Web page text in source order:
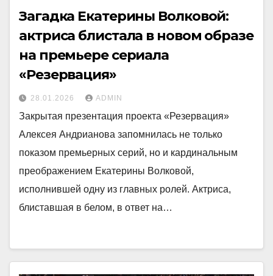
Загадка Екатерины Волковой:
актриса блистала в новом образе
на премьере сериала
«Резервация»
28.01.2026 ADMIN
Закрытая презентация проекта «Резервация»
Алексея Андрианова запомнилась не только
показом премьерных серий, но и кардинальным
преображением Екатерины Волковой,
исполнившей одну из главных ролей. Актриса,
блиставшая в белом, в ответ на…